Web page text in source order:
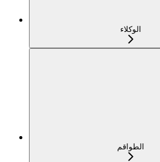
الوكلاء
الطواقم